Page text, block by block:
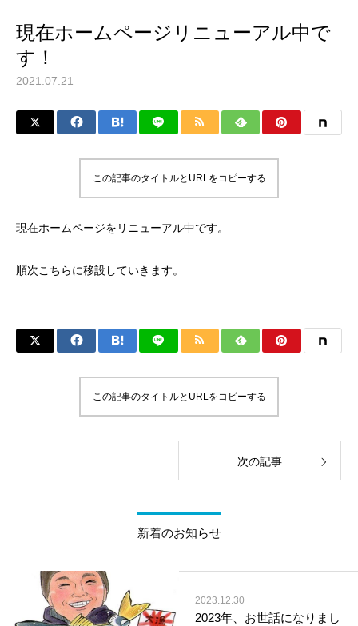
現在ホームページリニューアル中で
す！
2021.07.21
この記事のタイトルとURLをコピーする
現在ホームページをリニューアル中です。
順次こちらに移設していきます。
この記事のタイトルとURLをコピーする
次の記事
新着のお知らせ
2023.12.30
2023年、お世話になりまし